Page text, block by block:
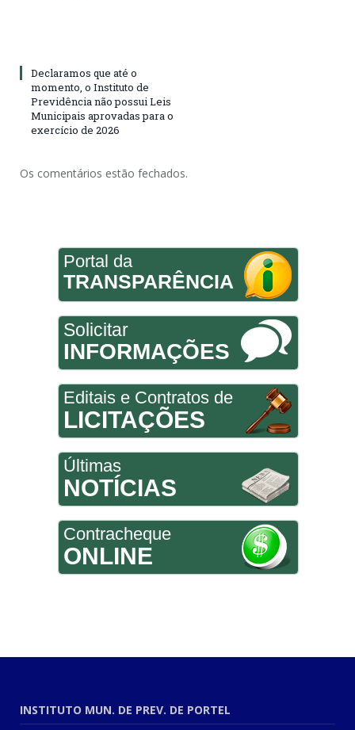
Declaramos que até o
momento, o Instituto de
Previdência não possui Leis
Municipais aprovadas para o
exercício de 2026
Os comentários estão fechados.
Portal da
TRANSPARÊNCIA
Solicitar
INFORMAÇÕES
Editais e Contratos de
LICITAÇÕES
Últimas
NOTÍCIAS
Contracheque
ONLINE
INSTITUTO MUN. DE PREV. DE PORTEL